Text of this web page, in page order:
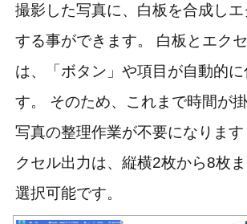
撮影した写真に、白板を合成し
する事ができます。 白板とエク
は、「ボタン」や項目が自動的に
す。 そのため、これまで時間が掛
写真の整理作業が不要になりま
クセル出力は、縦横2枚から8枚
選択可能です。